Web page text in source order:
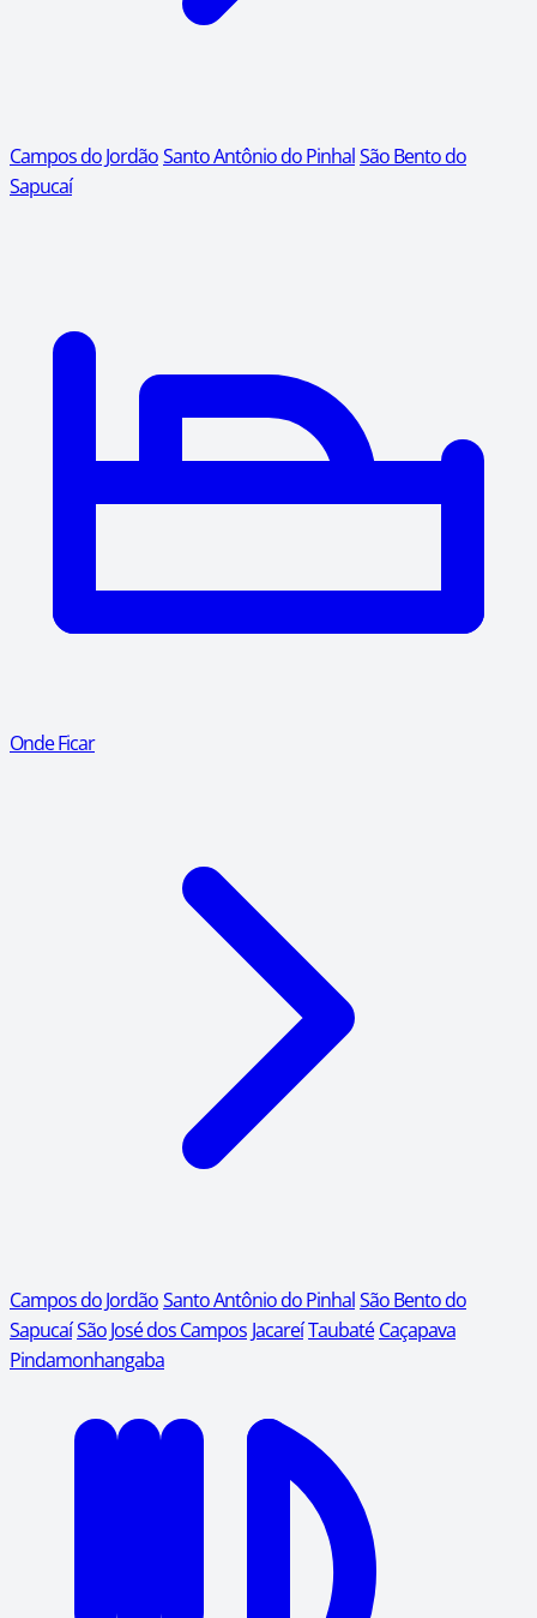
Campos do JordãoSanto Antônio do PinhalSão Bento do
Sapucaí
Onde Ficar
Campos do JordãoSanto Antônio do PinhalSão Bento do
SapucaíSão José dos Campos JacareíTaubaté Caçapava
Pindamonhangaba